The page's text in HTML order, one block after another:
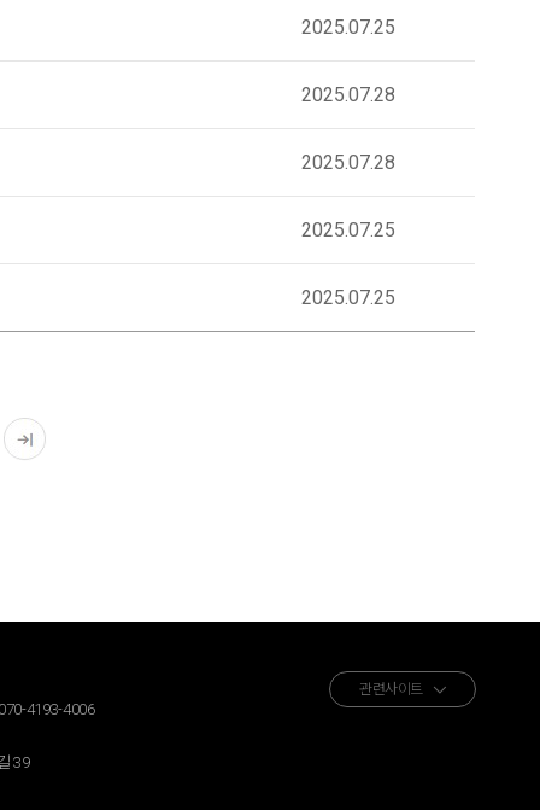
2025.07.25
2025.07.28
2025.07.28
2025.07.25
2025.07.25
4193-4006
39
관련사이트